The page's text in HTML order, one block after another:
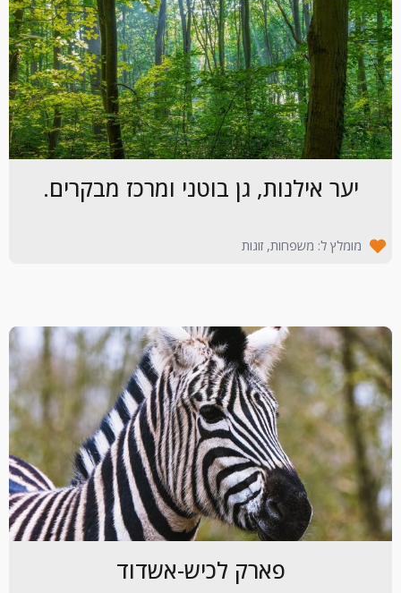
יער אילנות, גן בוטני ומרכז מבקרים.
מומלץ ל: משפחות, זוגות
פארק לכיש-אשדוד